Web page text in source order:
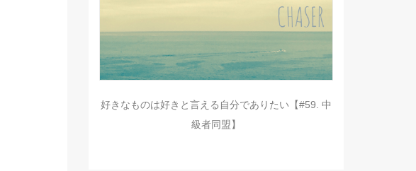
好きなものは好きと言える自分でありたい【#59. 中
級者同盟】